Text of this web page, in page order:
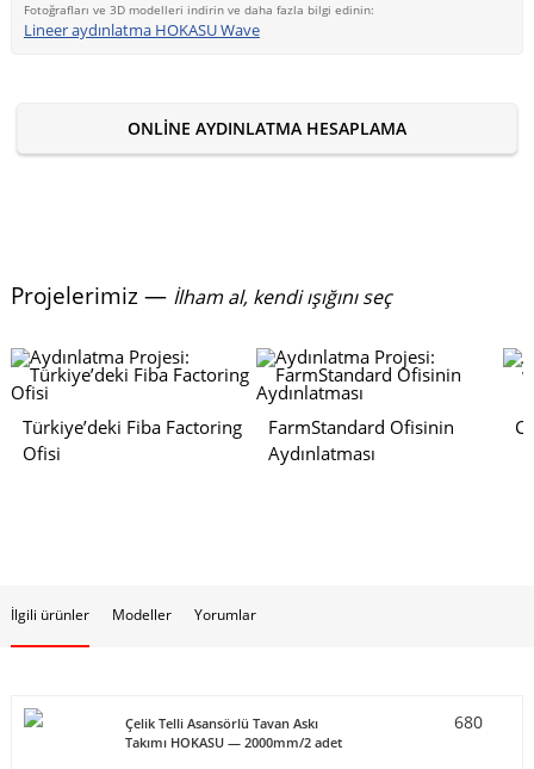
Fotoğrafları ve 3D modelleri indirin ve daha fazla bilgi edinin:
Lineer aydınlatma HOKASU Wave
ONLINE AYDINLATMA HESAPLAMA
Projelerimiz — İlham al, kendi ışığını seç
Türkiye’deki Fiba Factoring
Ofisi
FarmStandard Ofisinin
Aydınlatması
İlgili ürünler Modeller Yorumlar
Çelik Telli Asansörlü Tavan Askı
Takımı HOKASU — 2000mm/2 adet
680